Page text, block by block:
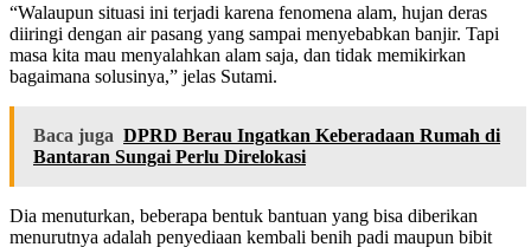
“Walaupun situasi ini terjadi karena fenomena alam, hujan deras
diiringi dengan air pasang yang sampai menyebabkan banjir. Tapi
masa kita mau menyalahkan alam saja, dan tidak memikirkan
bagaimana solusinya,” jelas Sutami.
Baca juga DPRD Berau Ingatkan Keberadaan Rumah di
Bantaran Sungai Perlu Direlokasi
Dia menuturkan, beberapa bentuk bantuan yang bisa diberikan
menurutnya adalah penyediaan kembali benih padi maupun bibit